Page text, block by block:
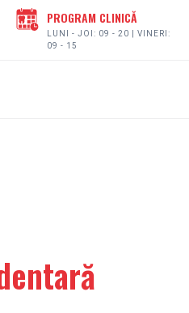
PROGRAM CLINICĂ
LUNI - JOI: 09 - 20 | VINERI:
09 - 15